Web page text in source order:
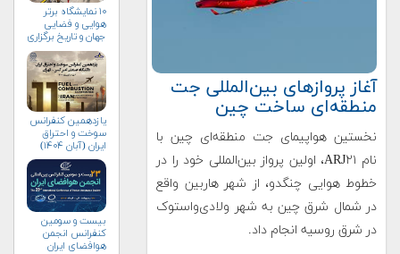
‌‌آغاز پروازهای بین‌المللی جت
منطقه‌ای ساخت چین
نخستین هواپیمای جت منطقه‌ای چین با
نام ARJ۲۱، اولین پرواز بین‌المللی خود را در
خطوط هوایی چنگدو، از شهر هاربین واقع
در شمال شرق چین به شهر ولادی‌واستوک
در شرق روسیه انجام داد.
۱۰ نمایشگاه برتر
هوایی و فضایی
جهان و تاریخ برگزاری
آن‌ها
یازدهمین کنفرانس
سوخت و احتراق
ایران (آبان‌ ۱۴۰۴)
بیست و سومین
کنفرانس انجمن
هوافضای ايران